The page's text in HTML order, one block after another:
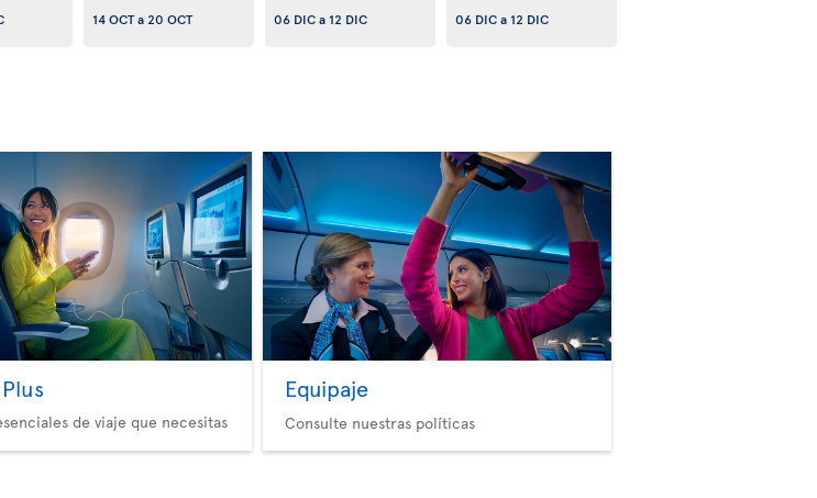
14 OCTa20 OCT
06 DICa 12 DIC
06 DICa 12 DIC
de viaje que necesitas
Equipaje
Consulte nuestras políticas